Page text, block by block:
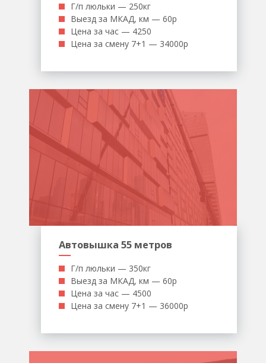
Г/п люльки — 250кг
Выезд за МКАД, км — 60р
Цена за час — 4250
Цена за смену 7+1 — 34000р
Автовышка 55 метров
Г/п люльки — 350кг
Выезд за МКАД, км — 60р
Цена за час — 4500
Цена за смену 7+1 — 36000р